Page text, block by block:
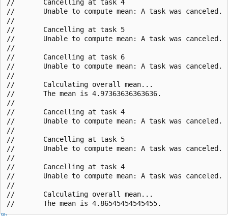
//       Cancelling at task 4
//       Unable to compute mean: A task was canceled.
//
//       Cancelling at task 5
//       Unable to compute mean: A task was canceled.
//
//       Cancelling at task 6
//       Unable to compute mean: A task was canceled.
//
//       Calculating overall mean...
//       The mean is 4.97363636363636.
//
//       Cancelling at task 4
//       Unable to compute mean: A task was canceled.
//
//       Cancelling at task 5
//       Unable to compute mean: A task was canceled.
//
//       Cancelling at task 4
//       Unable to compute mean: A task was canceled.
//
//       Calculating overall mean...